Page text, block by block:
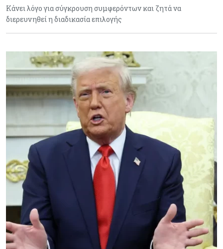
Κάνει λόγο για σύγκρουση συμφερόντων και ζητά να
διερευνηθεί η διαδικασία επιλογής